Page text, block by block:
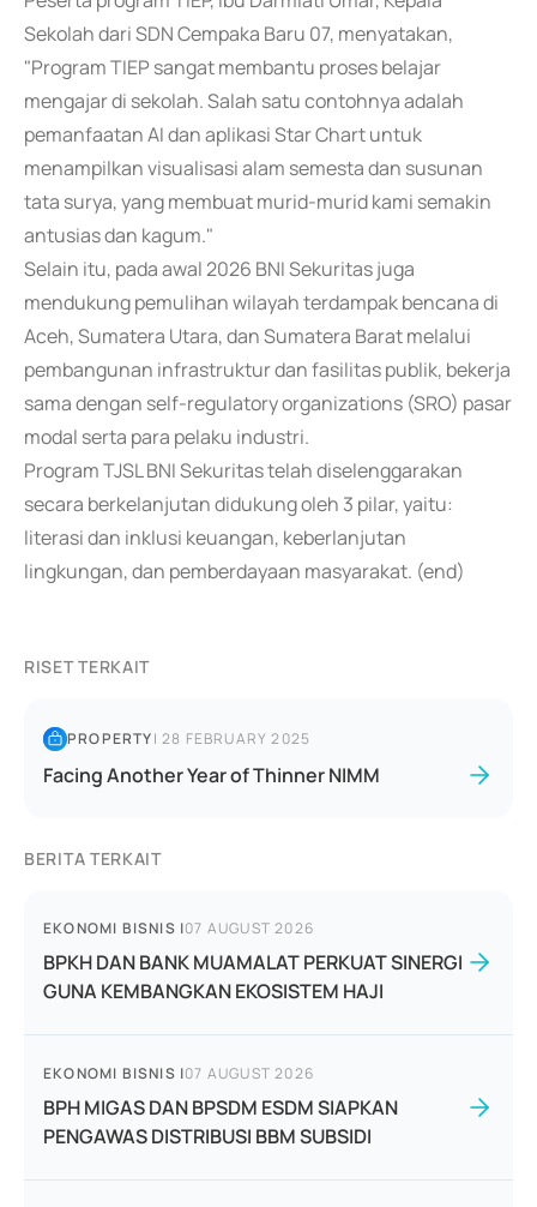
Sekolah dari SDN Cempaka Baru 07, menyatakan,
"Program TIEP sangat membantu proses belajar
mengajar di sekolah. Salah satu contohnya adalah
pemanfaatan AI dan aplikasi Star Chart untuk
menampilkan visualisasi alam semesta dan susunan
tata surya, yang membuat murid-murid kami semakin
antusias dan kagum."
Selain itu, pada awal 2026 BNI Sekuritas juga
mendukung pemulihan wilayah terdampak bencana di
Aceh, Sumatera Utara, dan Sumatera Barat melalui
pembangunan infrastruktur dan fasilitas publik, bekerja
sama dengan self-regulatory organizations (SRO) pasar
modal serta para pelaku industri.
Program TJSL BNI Sekuritas telah diselenggarakan
secara berkelanjutan didukung oleh 3 pilar, yaitu:
literasi dan inklusi keuangan, keberlanjutan
lingkungan, dan pemberdayaan masyarakat. (end)
RISET TERKAIT
PROPERTY|28 FEBRUARY 2025
Facing Another Year of Thinner NIMM
BERITA TERKAIT
EKONOMI BISNIS |07 AUGUST 2026
BPKH DAN BANK MUAMALAT PERKUAT SINERGI
GUNA KEMBANGKAN EKOSISTEM HAJI
EKONOMI BISNIS |07 AUGUST 2026
BPH MIGAS DAN BPSDM ESDM SIAPKAN
PENGAWAS DISTRIBUSI BBM SUBSIDI